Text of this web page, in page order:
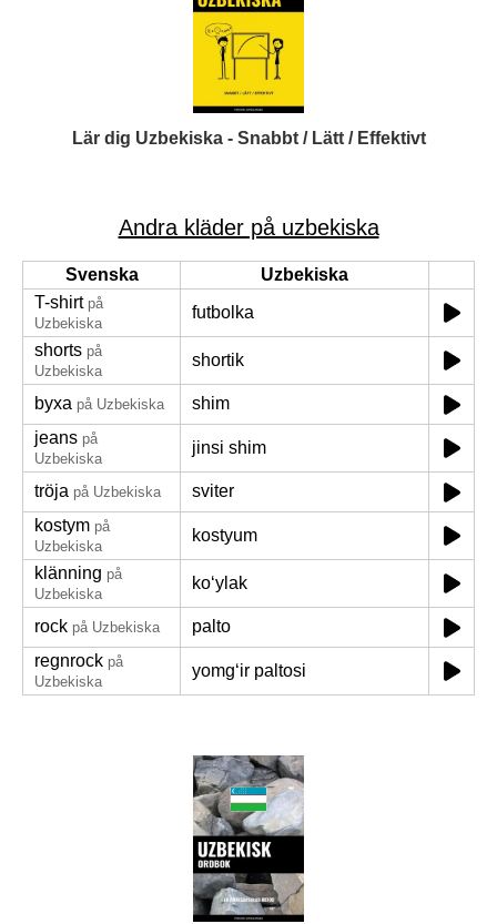
Lär dig Uzbekiska - Snabbt / Lätt / Effektivt
Andra kläder på uzbekiska
Svenska
Uzbekiska
T-shirt på
Uzbekiska
futbolka
shorts på
Uzbekiska
shortik
byxa på Uzbekiska
shim
jeans på
Uzbekiska
jinsi shim
tröja på Uzbekiska
sviter
kostym på
Uzbekiska
kostyum
klänning på
Uzbekiska
koʻylak
rock på Uzbekiska
palto
regnrock på
Uzbekiska
yomgʻir paltosi